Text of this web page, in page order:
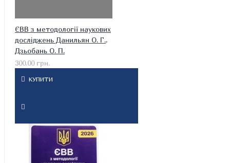
ЄВВ з методології наукових
досліджень Данильян О. Г.,
Дзьобань О. П.
300.00 грн.
КУПИТИ